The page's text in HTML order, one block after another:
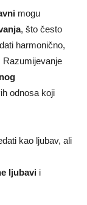
mogu
, što često
harmonično,
Razumijevanje
odnosa koji
kao ljubav, ali
ljubavi i